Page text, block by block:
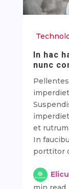
In hac
nunc
et
In
porttitor